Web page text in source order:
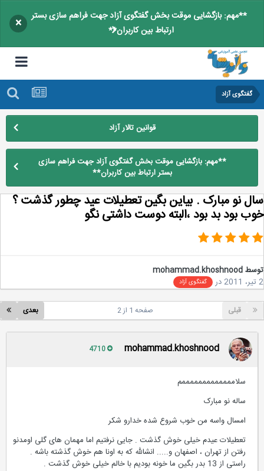
**مهم: بازگشایی موقت بخش گفتگوی آزاد جهت فراهم سازی بستر
ارتباط بین کاربران**
×
گفتگوی آزاد
قوانین تالار آزاد
**مهم: بازگشایی موقت بخش گفتگوی آزاد جهت فراهم سازی
بستر ارتباط بین کاربران**
نو مبارک . بیاین بگین تعطیلات عید چطور گذشت ؟
بود بد بود ،البته دوست داشتی نگو
mohammad.khoshnood
در
گفتگوی آزاد
قبلی بعدی صفحه 1 از 2
mohammad.khoshnood
سلامممممممممممممم
ساله نو مبارک
امسال واسه من خوب شروع شده خدارو شکر
تعطیلات عیدم خیلی خوش گذشت . جایی نرفتیم اما مهمان های گلی اومدنو
رفتن از تهران ، اصفهان و..... انشالله که به اونا هم خوش گذشته باشه .
راستی از 13 بدر بگین ما خونه بودیم با خالم خیلی خوش گذشت .